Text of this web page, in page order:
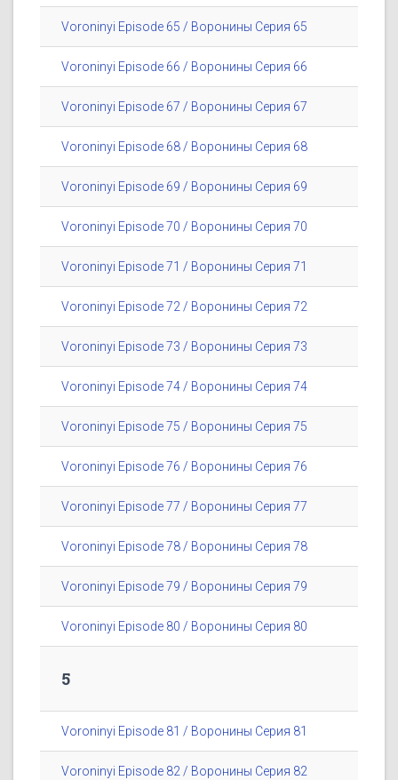
Voroninyi Episode 65 / Воронины Серия 65
Voroninyi Episode 66 / Воронины Серия 66
Voroninyi Episode 67 / Воронины Серия 67
Voroninyi Episode 68 / Воронины Серия 68
Voroninyi Episode 69 / Воронины Серия 69
Voroninyi Episode 70 / Воронины Серия 70
Voroninyi Episode 71 / Воронины Серия 71
Voroninyi Episode 72 / Воронины Серия 72
Voroninyi Episode 73 / Воронины Серия 73
Voroninyi Episode 74 / Воронины Серия 74
Voroninyi Episode 75 / Воронины Серия 75
Voroninyi Episode 76 / Воронины Серия 76
Voroninyi Episode 77 / Воронины Серия 77
Voroninyi Episode 78 / Воронины Серия 78
Voroninyi Episode 79 / Воронины Серия 79
Voroninyi Episode 80 / Воронины Серия 80
5
Voroninyi Episode 81 / Воронины Серия 81
Voroninyi Episode 82 / Воронины Серия 82